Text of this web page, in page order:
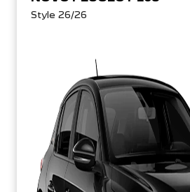
Style 26/26